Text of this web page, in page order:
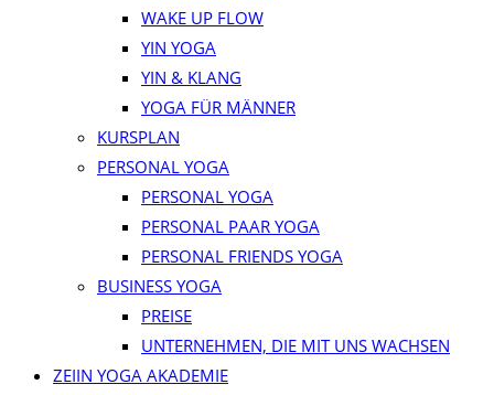
WAKE UP FLOW
YIN YOGA
YIN & KLANG
YOGA FÜR MÄNNER
KURSPLAN
PERSONAL YOGA
PERSONAL YOGA
PERSONAL PAAR YOGA
PERSONAL FRIENDS YOGA
BUSINESS YOGA
PREISE
UNTERNEHMEN, DIE MIT UNS WACHSEN
ZEIIN YOGA AKADEMIE